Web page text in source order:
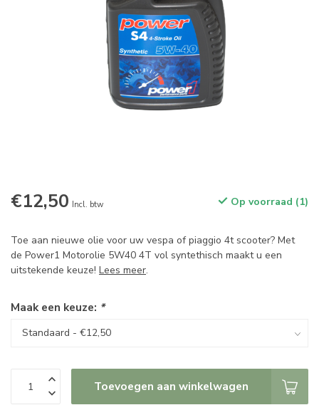
€12,50 Incl. btw Op voorraad (1)
Toe aan nieuwe olie voor uw vespa of piaggio 4t scooter? Met
de Power1 Motorolie 5W40 4T vol syntethisch maakt u een
uitstekende keuze! Lees meer.
Maak een keuze: *
Toevoegen aan winkelwagen